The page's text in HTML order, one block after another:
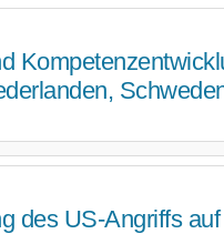
des US-Angriffs